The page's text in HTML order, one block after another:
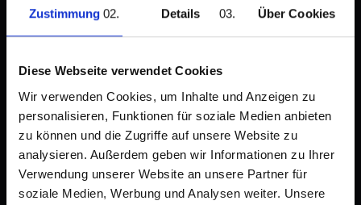
Zustimmung Details Über Cookies
Diese Webseite verwendet Cookies
Wir verwenden Cookies, um Inhalte und Anzeigen zu
personalisieren, Funktionen für soziale Medien anbieten
zu können und die Zugriffe auf unsere Website zu
analysieren. Außerdem geben wir Informationen zu Ihrer
Verwendung unserer Website an unsere Partner für
soziale Medien, Werbung und Analysen weiter. Unsere
Geschäftsführung dabei unterstützen wird, die
Die Sitzungen, an welchen ebenso die Geschäftsleitung
von Palas® und Vertreter von BCM teilnehmen, werden
quartalsweise stattfinden.